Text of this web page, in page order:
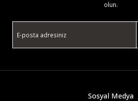
olun.
Sosyal Medya